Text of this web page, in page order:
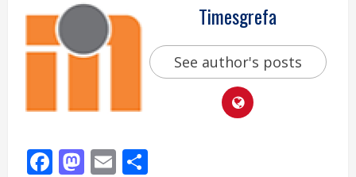
Timesgrefa
See author's posts
Facebook
Mastodon
Email